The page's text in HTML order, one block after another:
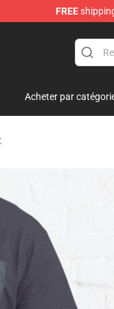
FREE
Store
Acheter par